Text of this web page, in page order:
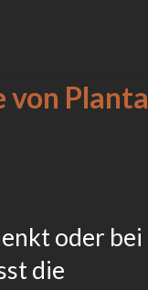
von Planta
oder bei
die